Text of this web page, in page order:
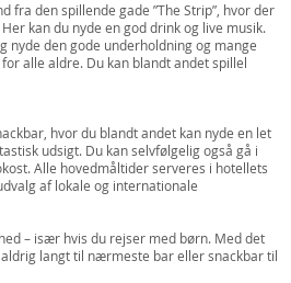
fra den spillende gade ”The Strip”, hvor der
kan du nyde en god drink og live musik.
nyde den gode underholdning og mange
alle aldre. Du kan blandt andet spillel
hvor du blandt andet kan nyde en let
udsigt. Du kan selvfølgelig også gå i
Alle hovedmåltider serveres i hotellets
af lokale og internationale
– især hvis du rejser med børn. Med det
langt til nærmeste bar eller snackbar til